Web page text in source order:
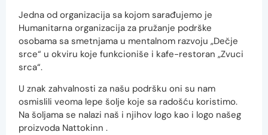
Jedna od organizacija sa kojom sarađujemo je
Humanitarna organizacija za pružanje podrške
osobama sa smetnjama u mentalnom razvoju „Dečje
srce“ u okviru koje funkcioniše i kafe-restoran „Zvuci
srca“.
U znak zahvalnosti za našu podršku oni su nam
osmislili veoma lepe šolje koje sa radošću koristimo.
Na šoljama se nalazi naš i njihov logo kao i logo našeg
proizvoda Nattokinn .